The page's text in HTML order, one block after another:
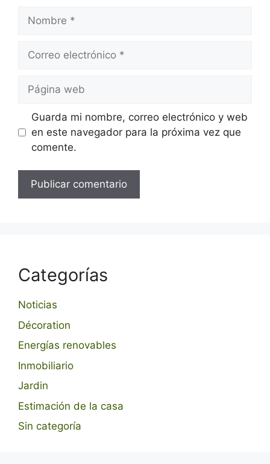
electrónico
Página
web
Guarda mi nombre, correo electrónico y web
en este navegador para la próxima vez que
comente.
Categorías
Noticias
Décoration
Energías renovables
Inmobiliario
Jardin
Estimación de la casa
Sin categoría